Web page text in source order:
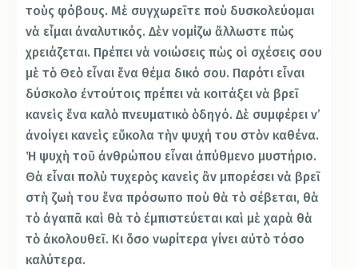
τοὺς φόβους. Μὲ συγχωρεῖτε ποὺ δυσκολεύομαι
νὰ εἶμαι ἀναλυτικός. Δὲν νομίζω ἄλλωστε πὼς
χρειάζεται. Πρέπει νὰ νοιώσεις πὼς οἱ σχέσεις σου
μὲ τὸ Θεὸ εἶναι ἕνα θέμα δικό σου. Παρότι εἶναι
δύσκολο ἐντούτοις πρέπει νὰ κοιτάξει νὰ βρεῖ
κανεὶς ἕνα καλὸ πνευματικὸ ὁδηγό. Δὲ συμφέρει ν’
ἀνοίγει κανεὶς εὔκολα τὴν ψυχή του στὸν καθένα.
Ἡ ψυχὴ τοῦ ἀνθρώπου εἶναι ἀπύθμενο μυστήριο.
Θὰ εἶναι πολὺ τυχερὸς κανεὶς ἂν μπορέσει νὰ βρεῖ
στὴ ζωὴ του ἕνα πρόσωπο ποὺ θὰ τὸ σέβεται, θὰ
τὸ ἀγαπᾶ καὶ θὰ τὸ ἐμπιστεύεται καὶ μὲ χαρὰ θὰ
τὸ ἀκολουθεῖ. Κι ὅσο νωρίτερα γίνει αὐτὸ τόσο
καλύτερα.